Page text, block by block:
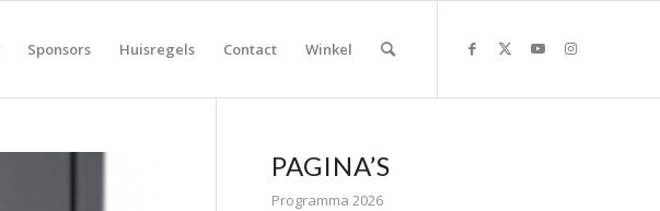
Sponsors Huisregels Contact Winkel
PAGINA’S
Programma 2026